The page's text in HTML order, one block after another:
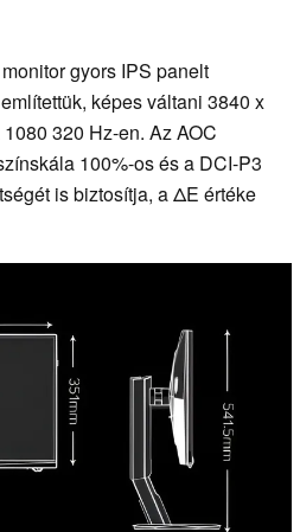
gyors IPS panelt
képes váltani 3840 x
320 Hz-en. Az AOC
100%-os és a DCI-P3
is biztosítja, a ΔE értéke